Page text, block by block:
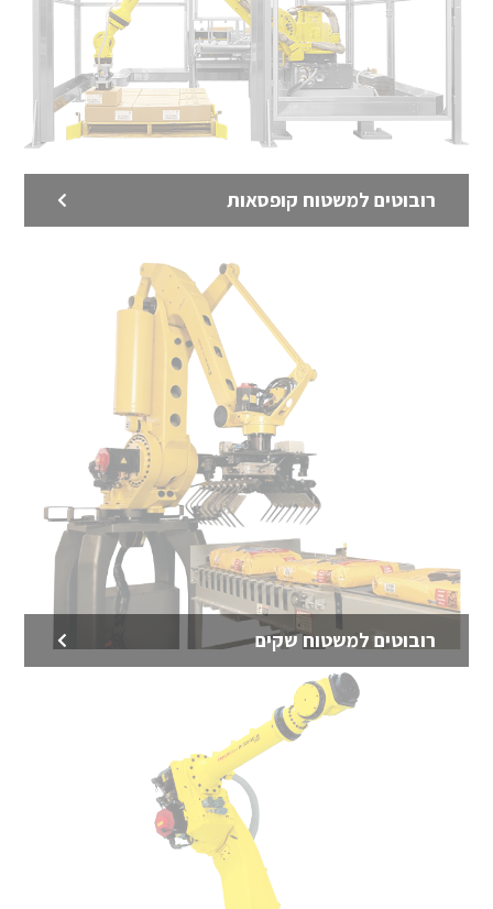
רובוטים לקווי אריזה לאריזה אוטומטית
רובוטים למשטוח קופסאות
רובוטים למשטוח קופסאות
מגוון רובוטים לסידור (משטוח) קופסאות, מארזים, קרטונים
רובוטים למשטוח שקים